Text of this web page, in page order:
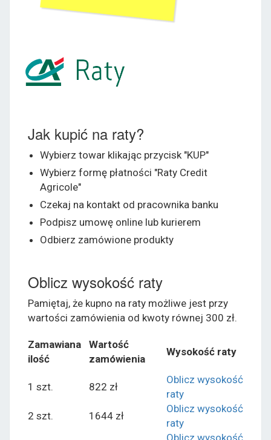
Jak kupić na raty?
Wybierz towar klikając przycisk "KUP"
Wybierz formę płatności "Raty Credit
Agricole"
Czekaj na kontakt od pracownika banku
Podpisz umowę online lub kurierem
Odbierz zamówione produkty
Oblicz wysokość raty
Pamiętaj, że kupno na raty możliwe jest przy
wartości zamówienia od kwoty równej 300 zł.
Zamawiana
ilość
Wartość
zamówienia
Wysokość raty
1 szt. 822 zł
Oblicz wysokość
raty
2 szt.
1644 zł
Oblicz wysokość
raty